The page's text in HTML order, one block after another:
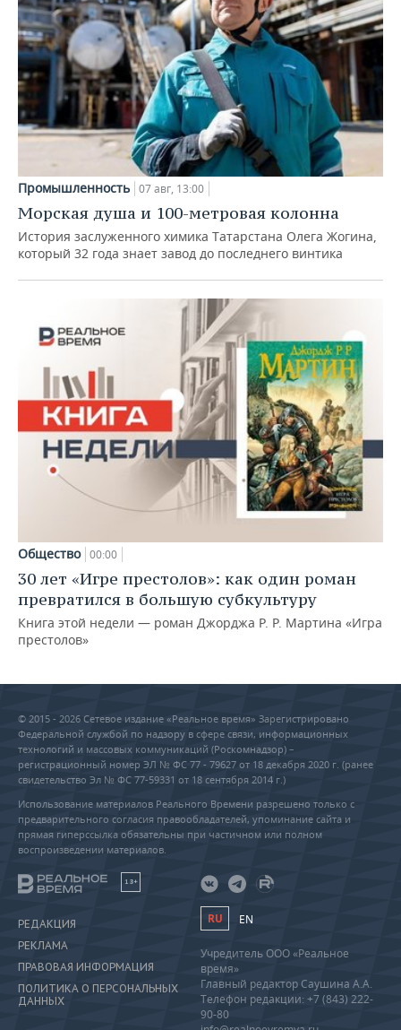
Промышленность 07 авг, 13:00
Морская душа и 100-метровая колонна
История заслуженного химика Татарстана Олега Жогина,
который 32 года знает завод до последнего винтика
Общество 00:00
30 лет «Игре престолов»: как один роман
превратился в большую субкультуру
Книга этой недели — роман Джорджа Р. Р. Мартина «Игра
престолов»
© 2015 - 2026 Сетевое издание «Реальное время» Зарегистрировано
Федеральной службой по надзору в сфере связи, информационных
технологий и массовых коммуникаций (Роскомнадзор) –
регистрационный номер ЭЛ № ФС 77 - 79627 от 18 декабря 2020 г. (ранее
свидетельство Эл № ФС 77-59331 от 18 сентября 2014 г.)
Использование материалов Реального Времени разрешено только с
предварительного согласия правообладателей, упоминание сайта и
прямая гиперссылка обязательны при частичном или полном
воспроизведении материалов.
18+
РЕДАКЦИЯ
РЕКЛАМА
ПРАВОВАЯ ИНФОРМАЦИЯ
ПОЛИТИКА О ПЕРСОНАЛЬНЫХ
ДАННЫХ
RU EN
Учредитель ООО «Реальное
время»
Главный редактор Саушина А.А.
Телефон редакции: +7 (843) 222-
90-80